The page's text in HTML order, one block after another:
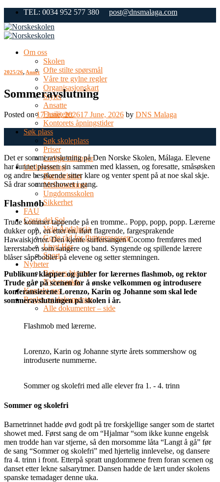
Skip
content
TEL: 0034 952 577 380 post@dnsmalaga.com
Om oss
Skolen
Ofte stilte spørsmål
Våre tre gylne regler
Organisasjonskart
Styret
Ansatte
Fasiliteter
Kontorets åpningstider
Søk plass
Søk skoleplass
Priser
Ledige stillinger
Undervisning
Barnetrinnet
Mellomtrinnet
Ungdomsskolen
Sikkerhet
FAU
Costa del Sol
Velg Andalucia
Gode råd for flytteprosessen
Livet Her
Sport
Nyheter
Rektors hjørne
Nyhetsarkiv
Kontakt oss
Regler og dokumenter
Alle dokumenter – side
2025/26, Annet
Sommeravslutning
Posted on17 June, 202617 June, 2026 by DNS Malaga
Det er sommeravslutning på Den Norske Skolen, Málaga. Elevene
har funnet plassen sin sammen med klassen, og foresatte, småsøsken
og andre besøkende sitter klare og venter spent på at noe skal skje.
Så drar sommershowet i gang.
Flashmob
Trude kommer tappende på en tromme.. Popp, popp, popp. Lærerne
dukker opp, en etter en, iført flagrende, fargesprakende
Hawaiskjorter. Den kjente surfersangen Cocomo fremføres med
lærerstaben som sangere og band. Syngende og spillende lærere
blåser såpebobler på elevene og setter stemningen.
Publikum klapper og jubler for lærernes flashmob, og rektor
Trude går på scenen for å ønske velkommen og introdusere
konferansierene Lorenzo, Karin og Johanne som skal lede
sommeravslutningen på skolen i år.
Flashmob med lærerne.
Lorenzo, Karin og Johanne styrte årets sommershow og
introduserte nummerne.
Sommer og skolefri med alle elever fra 1. - 4. trinn
Sommer og skolefri
Barnetrinnet hadde øvd godt på tre forskjellige sanger som de startet
showet med. Først sang de om “Hjalmar “som ikke kunne engelsk
men trodde han var stjerne, så den morsomme låta “Langt å gå” før
de sang “Sommer og skolefri” med hjertelig innlevelse, og dansere
fra 4. trinn i front. Etterpå spratt ungdommene frem foran scenen og
danset etter lekne salsarytmer. Dansen hadde de lært under skolens
spanske temadager denne uka.